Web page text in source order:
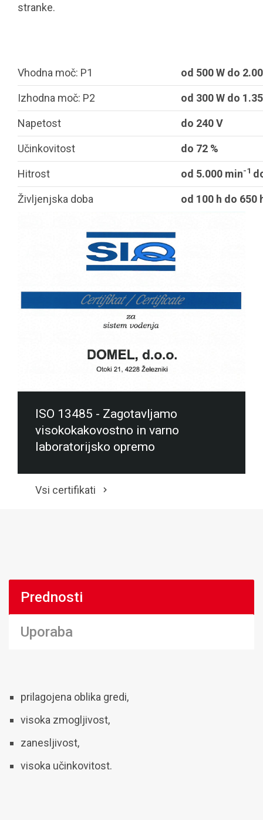
stranke.
Vhodna moč: P1 od 500 W do
Izhodna moč: P2 od 300 W do
Napetost do 240 V
Učinkovitost do 72 %
Hitrost od 5.000 min-1
Življenjska doba od 100 h do 650
ISO 13485 - Zagotavljamo
visokokakovostno in varno
laboratorijsko opremo
Vsi certifikati
Prednosti
Uporaba
prilagojena oblika gredi,
visoka zmogljivost,
zanesljivost,
visoka učinkovitost.